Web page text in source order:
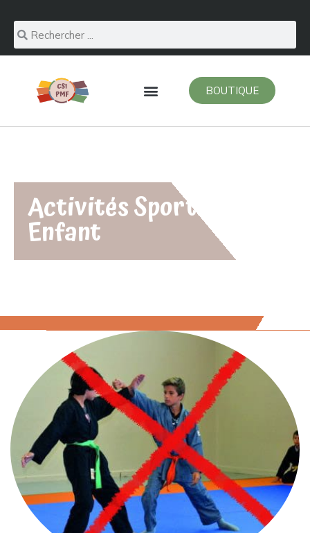
BOUTIQUE
Activités Sportives
Enfant